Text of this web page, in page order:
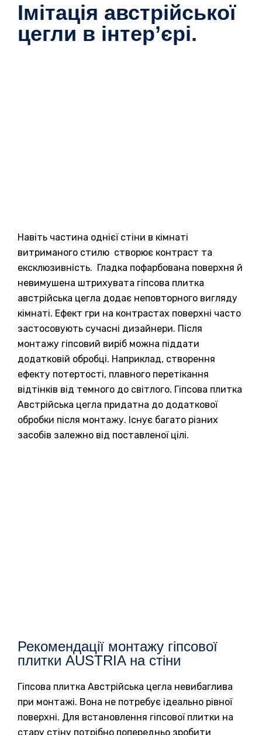
Імітація австрійської
цегли в інтер’єрі.
Навіть частина однієї стіни в кімнаті
витриманого стилю створює контраст та
ексклюзивність. Гладка пофарбована поверхня й
невимушена штрихувата гіпсова плитка
австрійська цегла додає неповторного вигляду
кімнаті. Ефект гри на контрастах поверхні часто
застосовують сучасні дизайнери. Після
монтажу гіпсовий виріб можна піддати
додатковій обробці. Наприклад, створення
ефекту потертості, плавного перетікання
відтінків від темного до світлого. Гіпсова плитка
Австрійська цегла придатна до додаткової
обробки після монтажу. Існує багато різних
засобів залежно від поставленої цілі.
Рекомендації монтажу гіпсової
плитки AUSTRIA на стіни
Гіпсова плитка Австрійська цегла невибаглива
при монтажі. Вона не потребує ідеально рівної
поверхні. Для встановлення гіпсової плитки на
стару стіну потрібно попередньо зробити